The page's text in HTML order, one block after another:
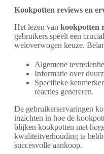
Kookpotten reviews en
Het lezen van kookpotten
gebruikers speelt een
weloverwogen keuze.
Algemene
Informatie over
Specifieke
reacties genereren.
De gebruikerservaringen
inzichten in hoe de
blijken kookpotten met
kwaliteitverhouding te
succesvolle aankoop.